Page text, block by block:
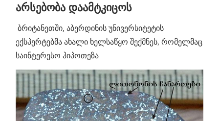
არსებობა დაამტკიცოს
ბრიტანეთში, აბერდინის უნივერსიტეტის
ექსპერტებმა ახალი ხელსაწყო შექმნეს, რომელმაც
საინტერესო ჰიპოთეზა